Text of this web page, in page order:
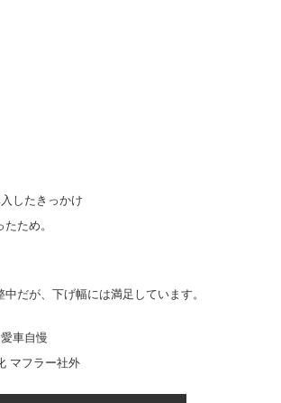
したきっかけ
ため。
だが、下げ幅には満足しています。
車自慢
マフラー社外